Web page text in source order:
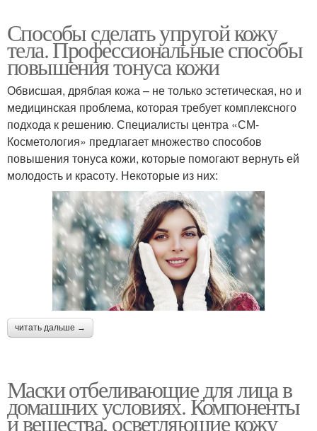
Способы сделать упругой кожу
тела. Профессиональные способы
повышения тонуса кожи
Обвисшая, дряблая кожа – не только эстетическая, но и
медицинская проблема, которая требует комплексного
подхода к решению. Специалисты центра «СМ-
Косметология» предлагает множество способов
повышения тонуса кожи, которые помогают вернуть ей
молодость и красоту. Некоторые из них:
читать дальше →
Маски отбеливающие для лица в
домашних условиях. Компоненты
и вещества, осветляющие кожу